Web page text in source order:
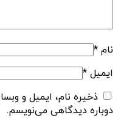
نام *
ایمیل *
ذخیره نام، ایمیل و
دوباره دیدگاهی می‌نویسم.